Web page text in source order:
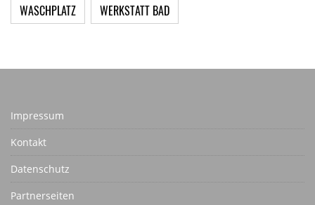
WASCHPLATZ
WERKSTATT BAD
Impressum
Kontakt
Datenschutz
Partnerseiten